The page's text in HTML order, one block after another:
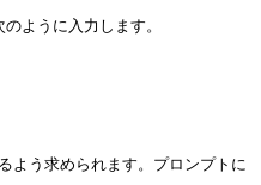
ように入力します。
よう求められます。プロンプトに